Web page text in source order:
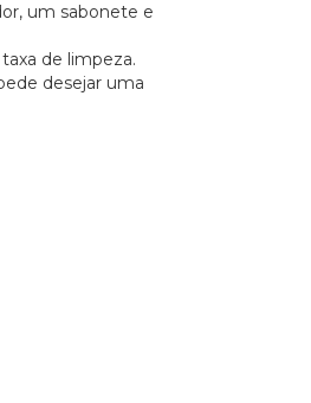
um sabonete e
de limpeza.
desejar uma